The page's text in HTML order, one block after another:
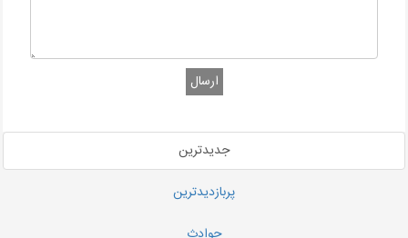
ارسال
جدیدترین
پربازدیدترین